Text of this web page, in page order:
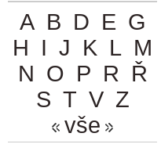
A B D E G
H I J K L M
N O P R Ř
S T V Z
vše